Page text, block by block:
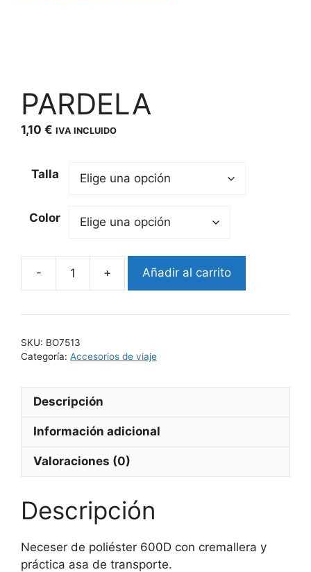
PARDELA
1,10 € IVA INCLUIDO
Talla
Color
PARDELA
Añadir al carrito
SKU: BO7513
Categoría: Accesorios de viaje
Descripción
Información adicional
Valoraciones (0)
Descripción
Neceser de poliéster 600D con cremallera y
práctica asa de transporte.